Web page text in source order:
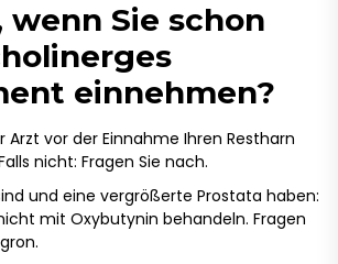
wenn Sie schon
einnehmen?
Arzt vor der Einnahme Ihren Restharn
nicht: Fragen Sie nach.
und eine vergrößerte Prostata haben:
mit Oxybutynin behandeln. Fragen